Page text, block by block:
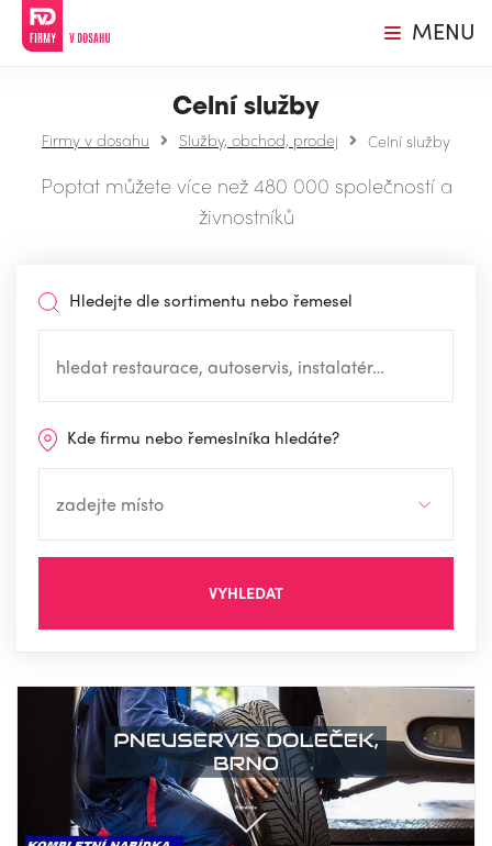
MENU
Celní služby
Firmy v dosahu Služby, obchod, prodej Celní služby
Poptat můžete více než 480 000 společností a
živnostníků
Hledejte dle sortimentu nebo řemesel
Kde firmu nebo řemeslníka hledáte?
VYHLEDAT